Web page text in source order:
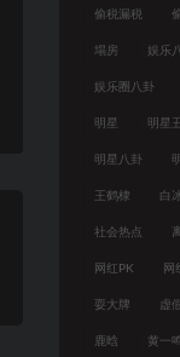
偷税漏税
塌房 娱乐
娱乐圈八卦
明星 明星
明星八卦
王鹤棣 白
社会热点
网红PK 网
耍大牌 虚
鹿晗 黄一